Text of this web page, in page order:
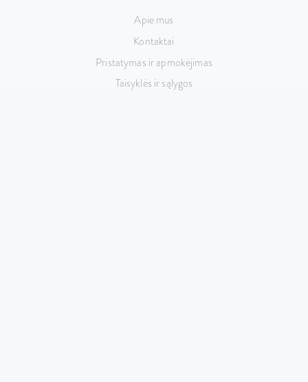
Apie mus
Kontaktai
Pristatymas ir apmokėjimas
Taisyklės ir sąlygos